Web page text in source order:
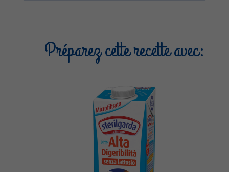
Préparez cette recette avec: